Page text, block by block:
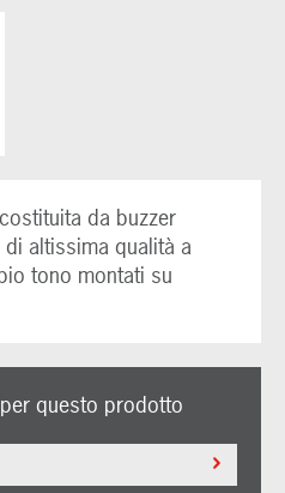
da buzzer
altissima qualità a
tono montati su
questo prodotto